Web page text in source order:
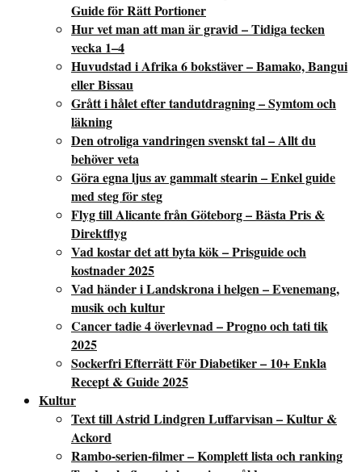
Guide för Rätt Portioner
Hur vet man att man är gravid – Tidiga tecken
vecka 1–4
Huvudstad i Afrika 6 bokstäver – Bamako, Bangui
eller Bissau
Grått i hålet efter tandutdragning – Symtom och
läkning
Den otroliga vandringen svenskt tal – Allt du
behöver veta
Göra egna ljus av gammalt stearin – Enkel guide
med steg för steg
Flyg till Alicante från Göteborg – Bästa Pris &
Direktflyg
Vad kostar det att byta kök – Prisguide och
kostnader 2025
Vad händer i Landskrona i helgen – Evenemang,
musik och kultur
Cancer tadie 4 överlevnad – Progno och tati tik
2025
Sockerfri Efterrätt För Diabetiker – 10+ Enkla
Recept & Guide 2025
Kultur
Text till Astrid Lindgren Luffarvisan – Kultur &
Ackord
Rambo-serien-filmer – Komplett lista och ranking